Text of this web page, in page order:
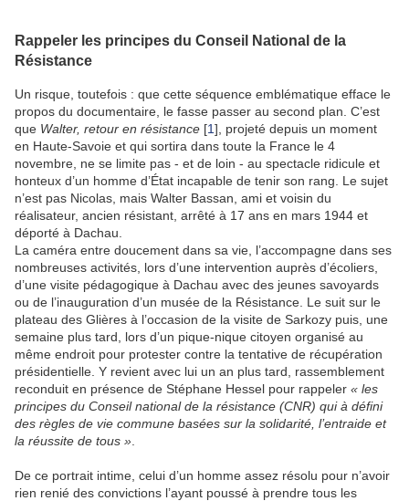
Rappeler les principes du Conseil National de la
Résistance
Un risque, toutefois : que cette séquence emblématique efface le
propos du documentaire, le fasse passer au second plan. C’est
que Walter, retour en résistance [1], projeté depuis un moment
en Haute-Savoie et qui sortira dans toute la France le 4
novembre, ne se limite pas - et de loin - au spectacle ridicule et
honteux d’un homme d’État incapable de tenir son rang. Le sujet
n’est pas Nicolas, mais Walter Bassan, ami et voisin du
réalisateur, ancien résistant, arrêté à 17 ans en mars 1944 et
déporté à Dachau.
La caméra entre doucement dans sa vie, l’accompagne dans ses
nombreuses activités, lors d’une intervention auprès d’écoliers,
d’une visite pédagogique à Dachau avec des jeunes savoyards
ou de l’inauguration d’un musée de la Résistance. Le suit sur le
plateau des Glières à l’occasion de la visite de Sarkozy puis, une
semaine plus tard, lors d’un pique-nique citoyen organisé au
même endroit pour protester contre la tentative de récupération
présidentielle. Y revient avec lui un an plus tard, rassemblement
reconduit en présence de Stéphane Hessel pour rappeler « les
principes du Conseil national de la résistance (CNR) qui à défini
des règles de vie commune basées sur la solidarité, l’entraide et
la réussite de tous »
De ce portrait intime, celui d’un homme assez résolu pour n’avoir
rien renié des convictions l’ayant poussé à prendre tous les